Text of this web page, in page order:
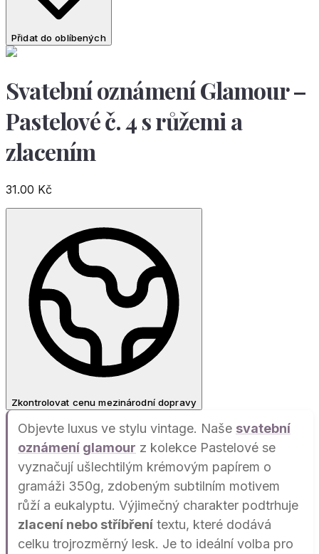
Přidat do oblíbených
Svatební oznámení Glamour –
Pastelové č. 4 s růžemi a
zlacením
31.00 Kč
Zkontrolovat cenu mezinárodní dopravy
Objevte luxus ve stylu vintage. Naše svatební
oznámení glamour z kolekce Pastelové se
vyznačují ušlechtilým krémovým papírem o
gramáži 350g, zdobeným subtilním motivem
růží a eukalyptu. Výjimečný charakter podtrhuje
zlacení nebo stříbření textu, které dodává
celku trojrozměrný lesk. Je to ideální volba pro